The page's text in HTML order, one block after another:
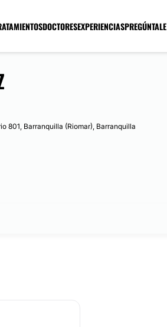
DOCTORESEXPERIENCIAS
801, Barranquilla (Riomar), Barranquilla